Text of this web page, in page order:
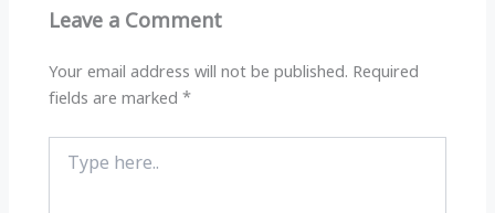
p m o
k
Leave a Comment
Your email address will not be published. Required
fields are marked*
here..